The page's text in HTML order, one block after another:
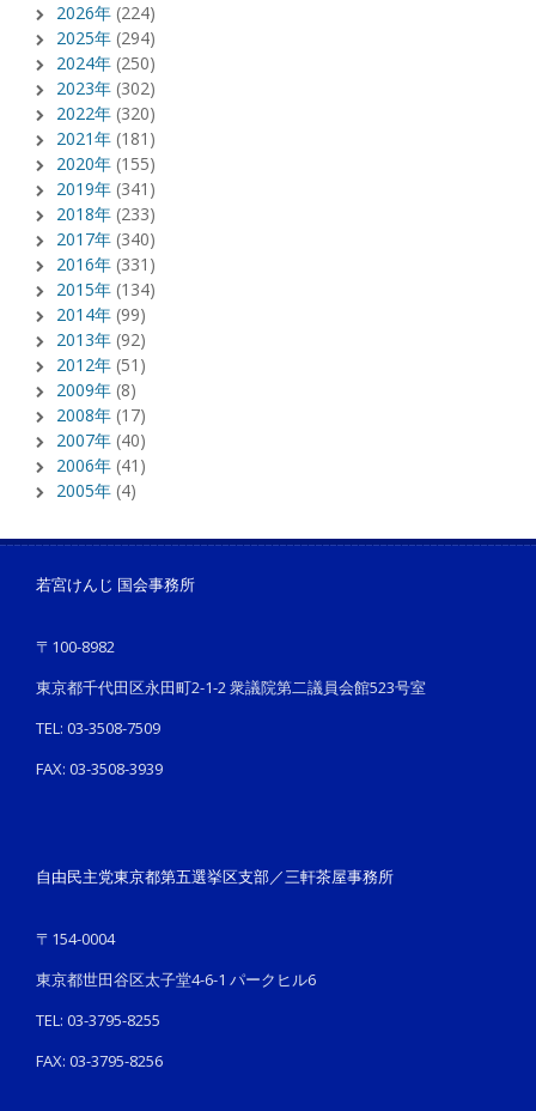
2026年 (224)
2025年 (294)
2024年 (250)
2023年 (302)
2022年 (320)
2021年 (181)
2020年 (155)
2019年 (341)
2018年 (233)
2017年 (340)
2016年 (331)
2015年 (134)
2014年 (99)
2013年 (92)
2012年 (51)
2009年 (8)
2008年 (17)
2007年 (40)
2006年 (41)
2005年 (4)
若宮けんじ 国会事務所
〒100-8982
東京都千代田区永田町2-1-2 衆議院第二議員会館523号室
TEL: 03-3508-7509
FAX: 03-3508-3939
自由民主党東京都第五選挙区支部／三軒茶屋事務所
〒154-0004
東京都世田谷区太子堂4-6-1 パークヒル6
TEL: 03-3795-8255
FAX: 03-3795-8256